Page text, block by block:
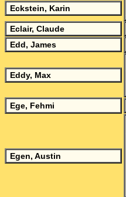
Eckstein, Karin
Eclair, Claude
Edd, James
Eddy, Max
Ege, Fehmi
Egen, Austin